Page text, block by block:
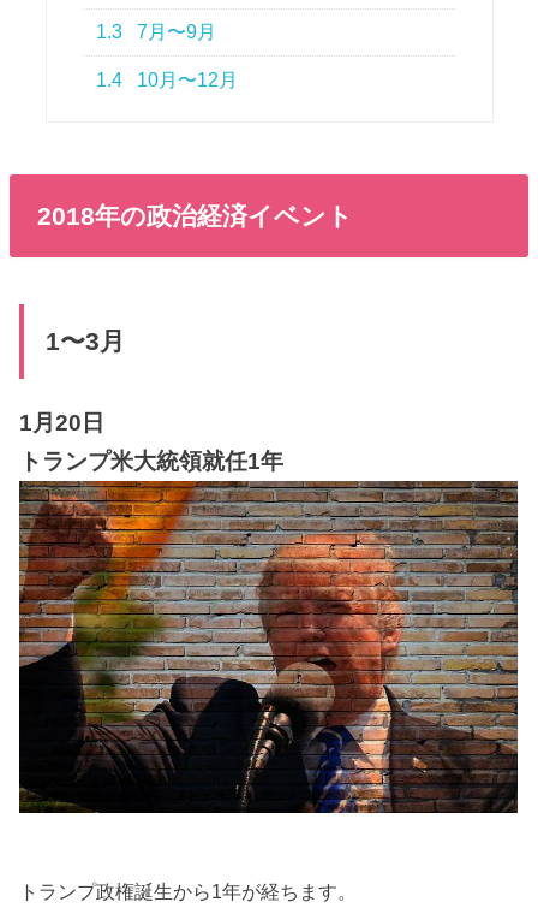
1.3 7月〜9月
1.4 10月〜12月
2018年の政治経済イベント
1〜3月
1月20日
トランプ米大統領就任1年
トランプ政権誕生から1年が経ちます。